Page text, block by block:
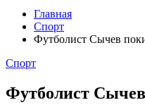
Главная
Спорт
Футболист Сычев
Спорт
Футболист